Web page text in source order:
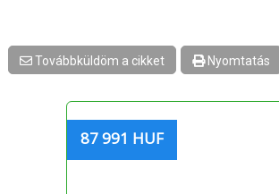
Továbbküldöm a cikket Nyomtatás
87 991 HUF